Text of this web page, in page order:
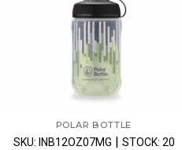
POLAR BOTTLE
SKU: INB12OZ07MG | STOCK: 20